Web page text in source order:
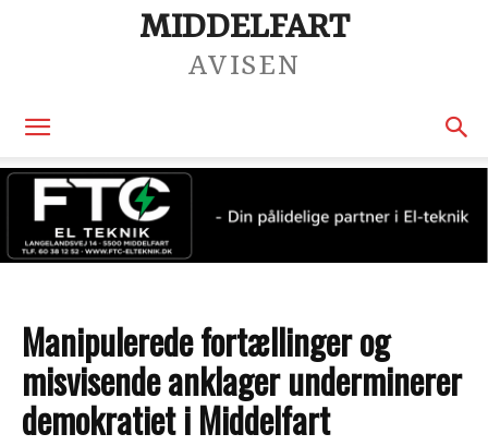
MIDDELFART
AVISEN
Manipulerede fortællinger og
misvisende anklager underminerer
demokratiet i Middelfart